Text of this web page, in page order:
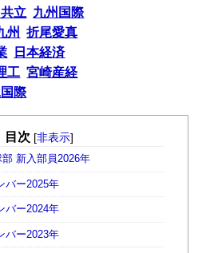
立 九州国際
州
折尾愛真
日本経済
工 宮崎産経
際
目次 [非表示]
新入部員2026年
バー2025年
バー2024年
バー2023年